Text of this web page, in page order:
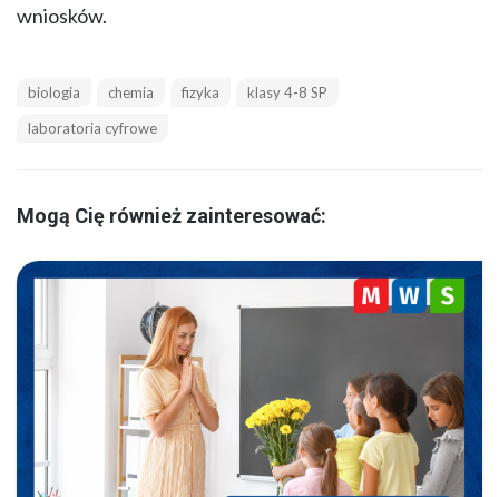
wniosków.
biologia chemia fizyka
klasy 4-8 SP
laboratoria cyfrowe
Mogą Cię również zainteresować: